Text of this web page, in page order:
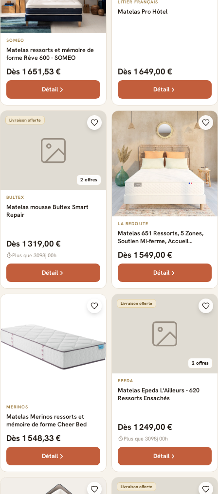
SOMEO
Matelas ressorts et mémoire de
forme Rêve 600 - SOMEO
Dès 1 651,53 €
Détail
LITIER FRANÇAIS
Matelas Pro Hôtel
Dès 1 649,00 €
Détail
Livraison offerte
2 offres
BULTEX
Matelas mousse Bultex Smart
Repair
Dès 1 319,00 €
Plus que 3098j 00h
Détail
LA REDOUTE
Matelas 651 Ressorts, 5 Zones,
Soutien Mi-ferme, Accueil
Dès 1 549,00 €
Détail
MERINOS
Matelas Merinos ressorts et
mémoire de forme Cheer Bed
Dès 1 548,33 €
Détail
Livraison offerte
2 offres
EPEDA
Matelas Epeda L'Ailleurs - 620
Ressorts Ensachés
Dès 1 249,00 €
Plus que 3098j 00h
Détail
Livraison offerte